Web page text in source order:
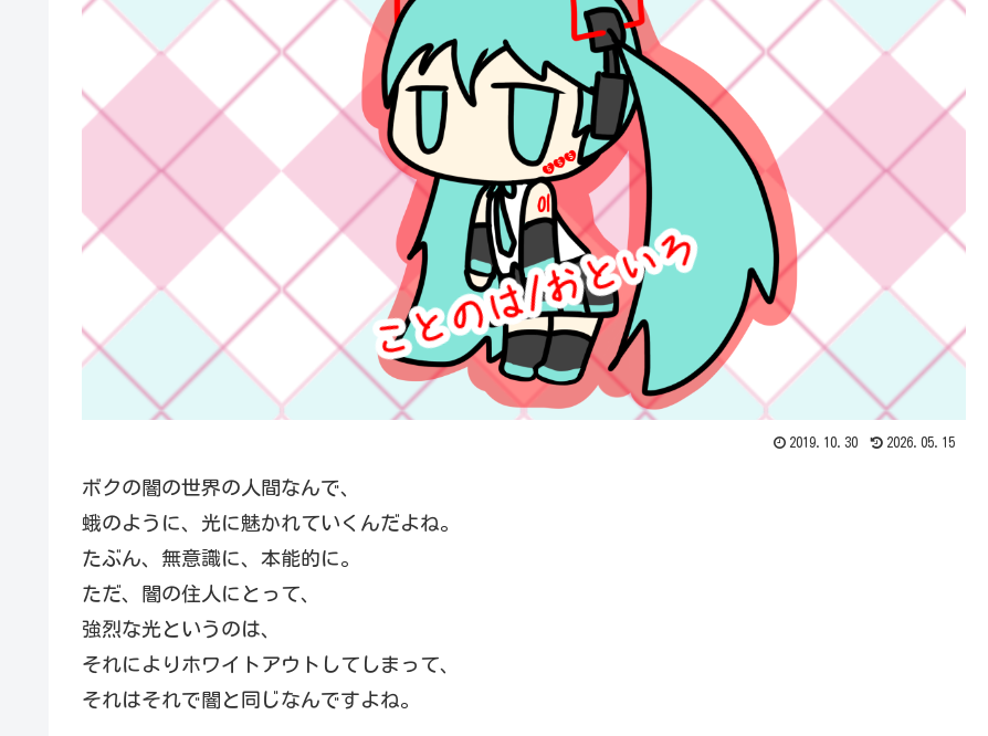
2019.10.30 2026.05.15
ボクの闇の世界の人間なんで、
蛾のように、光に魅かれていくんだよね。
たぶん、無意識に、本能的に。
ただ、闇の住人にとって、
強烈な光というのは、
それによりホワイトアウトしてしまって、
それはそれで闇と同じなんですよね。